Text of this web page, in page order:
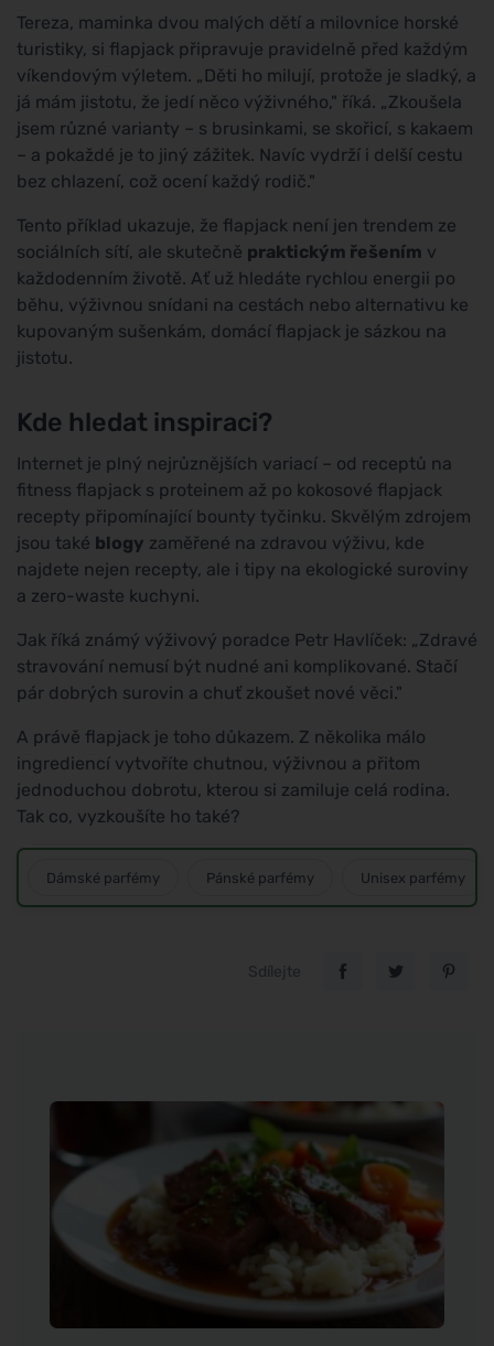
Tereza, maminka dvou malých dětí a milovnice horské
turistiky, si flapjack připravuje pravidelně před každým
víkendovým výletem. „Děti ho milují, protože je sladký, a
já mám jistotu, že jedí něco výživného," říká. „Zkoušela
jsem různé varianty – s brusinkami, se skořicí, s kakaem
– a pokaždé je to jiný zážitek. Navíc vydrží i delší cestu
bez chlazení, což ocení každý rodič."
Tento příklad ukazuje, že flapjack není jen trendem ze
sociálních sítí, ale skutečně praktickým řešením v
každodenním životě. Ať už hledáte rychlou energii po
běhu, výživnou snídani na cestách nebo alternativu ke
kupovaným sušenkám, domácí flapjack je sázkou na
jistotu.
Kde hledat inspiraci?
Internet je plný nejrůznějších variací – od receptů na
fitness flapjack s proteinem až po kokosové flapjack
recepty připomínající bounty tyčinku. Skvělým zdrojem
jsou také blogy zaměřené na zdravou výživu, kde
najdete nejen recepty, ale i tipy na ekologické suroviny
a zero-waste kuchyni.
Jak říká známý výživový poradce Petr Havlíček: „Zdravé
stravování nemusí být nudné ani komplikované. Stačí
pár dobrých surovin a chuť zkoušet nové věci."
A právě flapjack je toho důkazem. Z několika málo
ingrediencí vytvoříte chutnou, výživnou a přitom
jednoduchou dobrotu, kterou si zamiluje celá rodina.
Tak co, vyzkoušíte ho také?
Dámské parfémy Pánské parfémy Unisex parfémy
Sdílejte